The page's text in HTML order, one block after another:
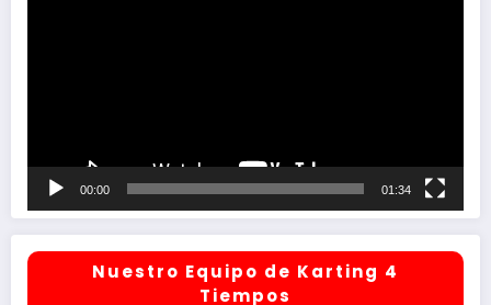
00:00 01:34
Nuestro Equipo de Karting 4
Tiempos